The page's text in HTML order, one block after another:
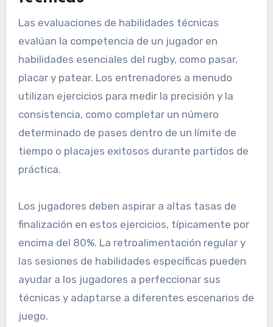
Las evaluaciones de habilidades técnicas
evalúan la competencia de un jugador en
habilidades esenciales del rugby, como pasar,
placar y patear. Los entrenadores a menudo
utilizan ejercicios para medir la precisión y la
consistencia, como completar un número
determinado de pases dentro de un límite de
tiempo o placajes exitosos durante partidos de
práctica.
Los jugadores deben aspirar a altas tasas de
finalización en estos ejercicios, típicamente por
encima del 80%. La retroalimentación regular y
las sesiones de habilidades específicas pueden
ayudar a los jugadores a perfeccionar sus
técnicas y adaptarse a diferentes escenarios de
juego.